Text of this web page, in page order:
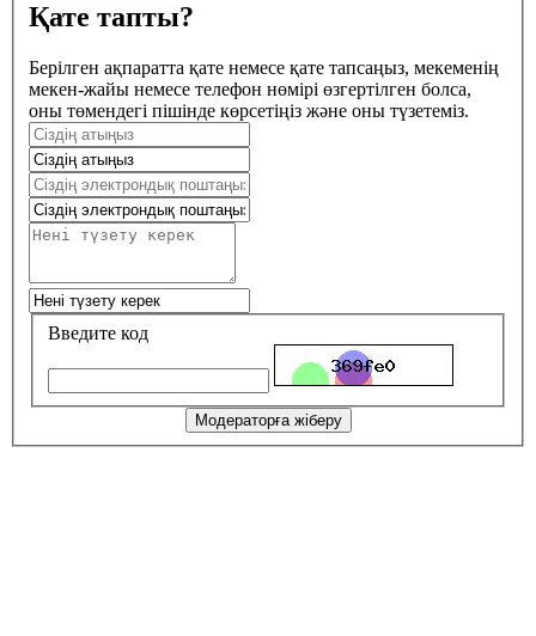
Қате тапты?
Берілген ақпаратта қате немесе қате тапсаңыз, мекеменің
мекен-жайы немесе телефон нөмірі өзгертілген болса,
оны төмендегі пішінде көрсетіңіз және оны түзетеміз.
Введите код
Модераторға жіберу